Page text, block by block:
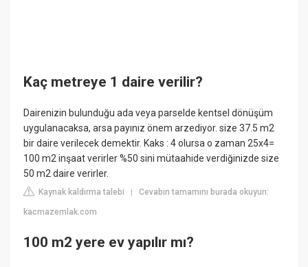
Kaç metreye 1 daire verilir?
Dairenizin bulunduğu ada veya parselde kentsel dönüşüm
uygulanacaksa, arsa payınız önem arzediyor. size 37.5 m2
bir daire verilecek demektir. Kaks : 4 olursa o zaman 25x4=
100 m2 inşaat verirler %50 sini mütaahide verdiğinizde size
50 m2 daire verirler.
Kaynak kaldırma talebi |Cevabın tamamını burada okuyun:
kacmazemlak.com
100 m2 yere ev yapılır mı?